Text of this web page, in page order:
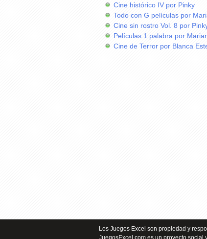
Cine histórico IV por Pinky
Todo con G películas por
Cine sin rostro Vol. 8 por
Películas 1 palabra por
Cine de Terror por Blanca
Los Juegos Excel son propiedad y
JuegosExcel.com es un proyecto social